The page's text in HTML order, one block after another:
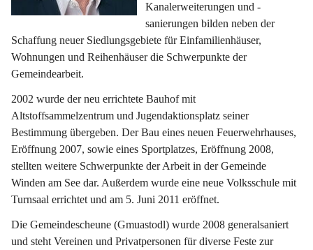
Kanalerweiterungen und -
sanierungen bilden neben der
Schaffung neuer Siedlungsgebiete für Einfamilienhäuser,
Wohnungen und Reihenhäuser die Schwerpunkte der
Gemeindearbeit.
2002 wurde der neu errichtete Bauhof mit
Altstoffsammelzentrum und Jugendaktionsplatz seiner
Bestimmung übergeben. Der Bau eines neuen Feuerwehrhauses,
Eröffnung 2007, sowie eines Sportplatzes, Eröffnung 2008,
stellten weitere Schwerpunkte der Arbeit in der Gemeinde
Winden am See dar. Außerdem wurde eine neue Volksschule mit
Turnsaal errichtet und am 5. Juni 2011 eröffnet.
Die Gemeindescheune (Gmuastodl) wurde 2008 generalsaniert
und steht Vereinen und Privatpersonen für diverse Feste zur